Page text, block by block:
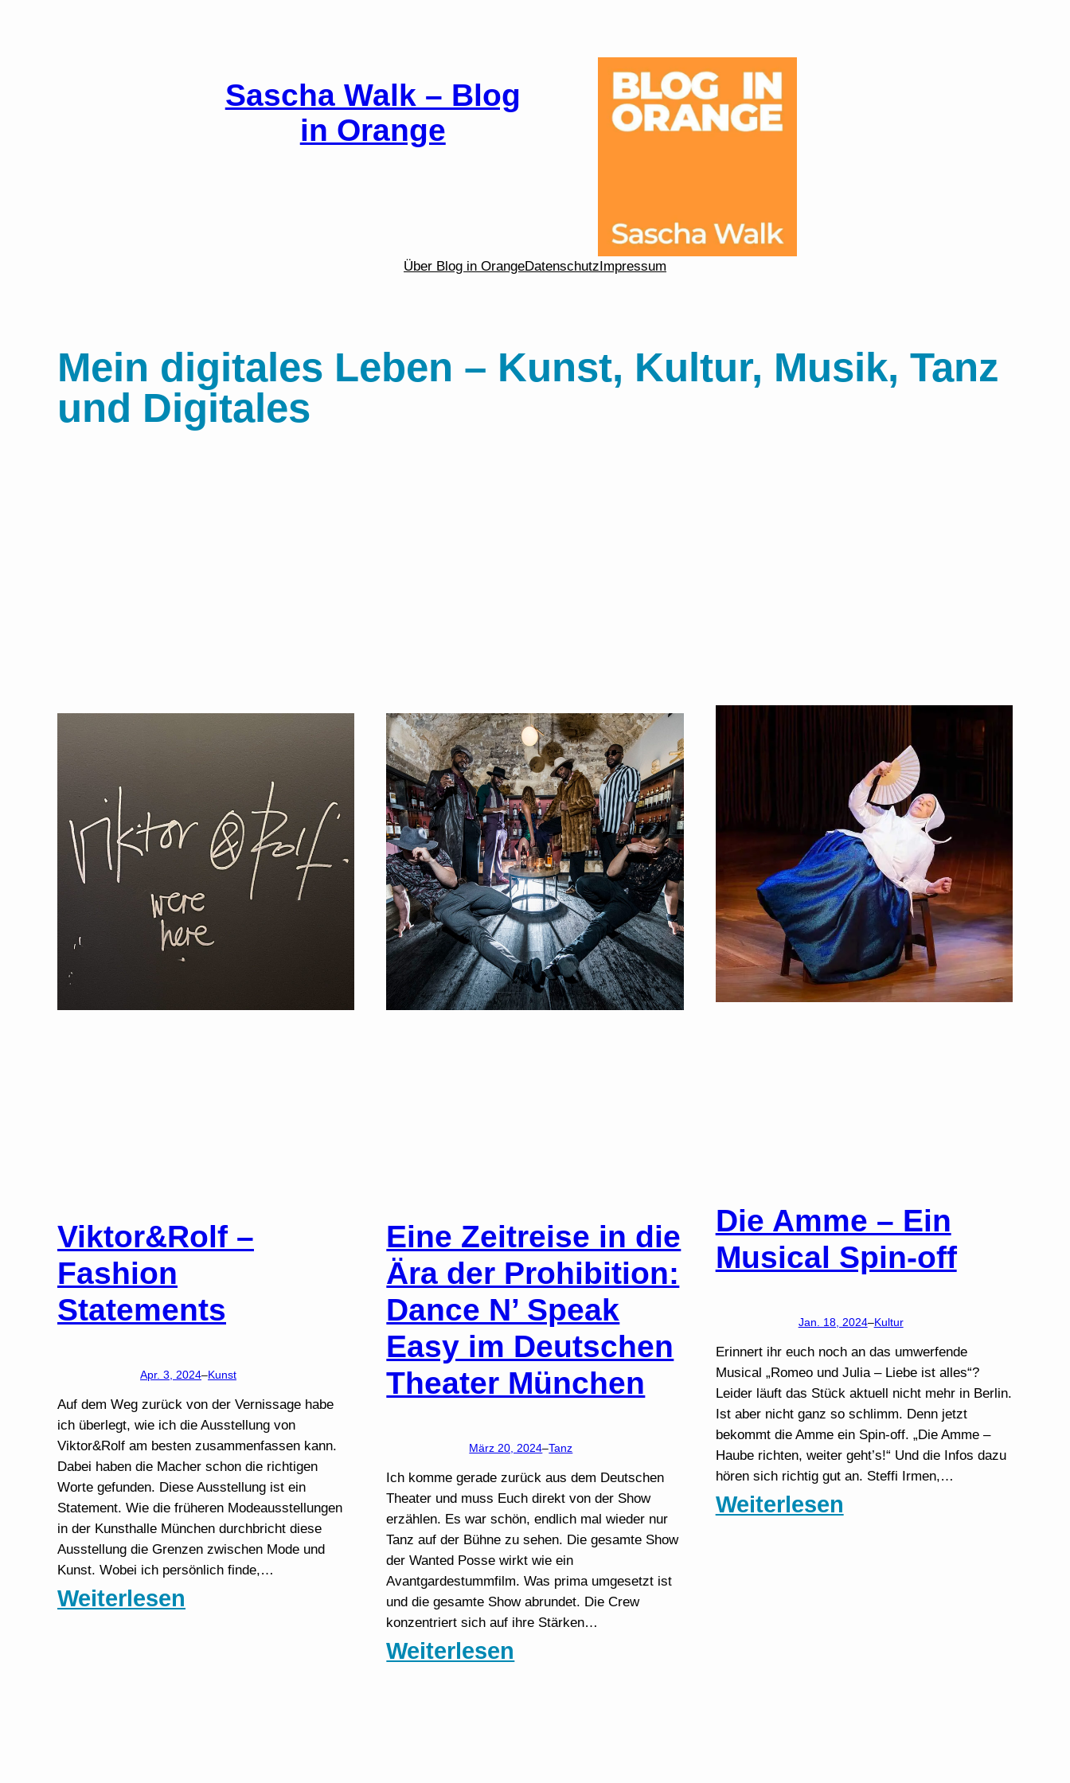
Sascha Walk – Blog
in Orange
Über Blog in OrangeDatenschutzImpressum
Mein digitales Leben – Kunst, Kultur, Musik, Tanz
und Digitales
Viktor&Rolf –
Fashion
Statements
Apr. 3, 2024–Kunst
Auf dem Weg zurück von der Vernissage habe
ich überlegt, wie ich die Ausstellung von
Viktor&Rolf am besten zusammenfassen kann.
Dabei haben die Macher schon die richtigen
Worte gefunden. Diese Ausstellung ist ein
Statement. Wie die früheren Modeausstellungen
in der Kunsthalle München durchbricht diese
Ausstellung die Grenzen zwischen Mode und
Kunst. Wobei ich persönlich finde,…
Weiterlesen
Eine Zeitreise in die
Ära der Prohibition:
Dance N’ Speak
Easy im Deutschen
Theater München
März 20, 2024–Tanz
Ich komme gerade zurück aus dem Deutschen
Theater und muss Euch direkt von der Show
erzählen. Es war schön, endlich mal wieder nur
Tanz auf der Bühne zu sehen. Die gesamte Show
der Wanted Posse wirkt wie ein
Avantgardestummfilm. Was prima umgesetzt ist
und die gesamte Show abrundet. Die Crew
konzentriert sich auf ihre Stärken…
Weiterlesen
Die Amme – Ein
Musical Spin-off
Jan. 18, 2024–Kultur
Erinnert ihr euch noch an das umwerfende
Musical „Romeo und Julia – Liebe ist alles“?
Leider läuft das Stück aktuell nicht mehr in Berlin.
Ist aber nicht ganz so schlimm. Denn jetzt
bekommt die Amme ein Spin-off. „Die Amme –
Haube richten, weiter geht’s!“ Und die Infos dazu
hören sich richtig gut an. Steffi Irmen,…
Weiterlesen